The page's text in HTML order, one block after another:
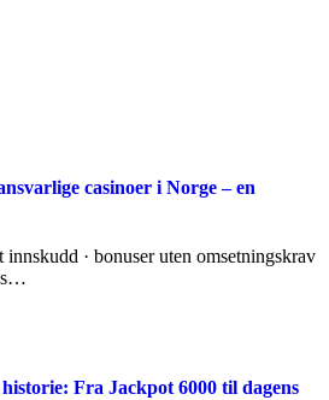
casinoer i Norge – en
innskudd · bonuser uten omsetningskrav
Fra Jackpot 6000 til dagens